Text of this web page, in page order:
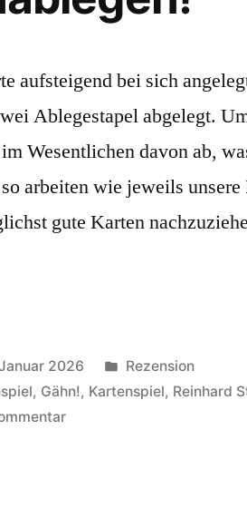
aufsteigend bei sich
Ablegestapel abgelegt.
Wesentlichen davon ab,
arbeiten wie jeweils unsere
gute Karten
2026
Veröffentlicht
in
Rezension
, Gähn!, Kartenspiel, Reinhard
zu